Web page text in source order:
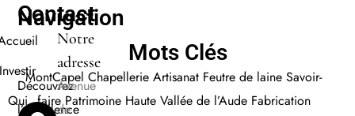
Découvrez
l’excellence
Navigation
Investir
Qui
Contact
Notre
adresse
Avenue
de
Mots Clés
MontCapel Chapellerie Artisanat Feutre de laine Savoir-
faire Patrimoine Haute Vallée de l’Aude Fabrication